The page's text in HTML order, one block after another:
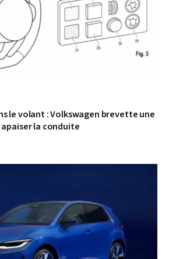
le volant : Volkswagen brevette une
la conduite